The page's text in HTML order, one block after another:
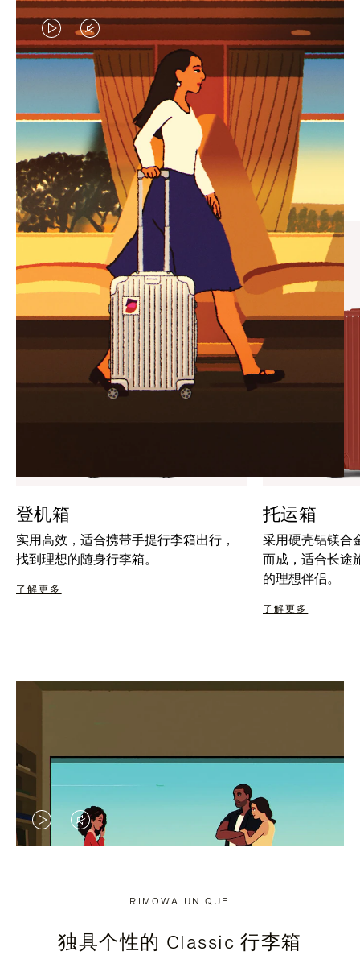
视
频
暂
停，
请
按
下
暂
视
频
已
静
音，
请
点
击
按
钮
取
消
静
臻礼指南
寻觅心仪的出行伴侣，与您共
享缤纷旅程
登机箱
实用高效，适合携带手提行李箱出行，
找到理想的随身行李箱。
了解更多
托运箱
采用硬壳铝镁合
而成，适合长途
的理想伴侣。
了解更多
视
停，
视
音，
RIMOWA UNIQUE
独具个性的 Classic 行李箱